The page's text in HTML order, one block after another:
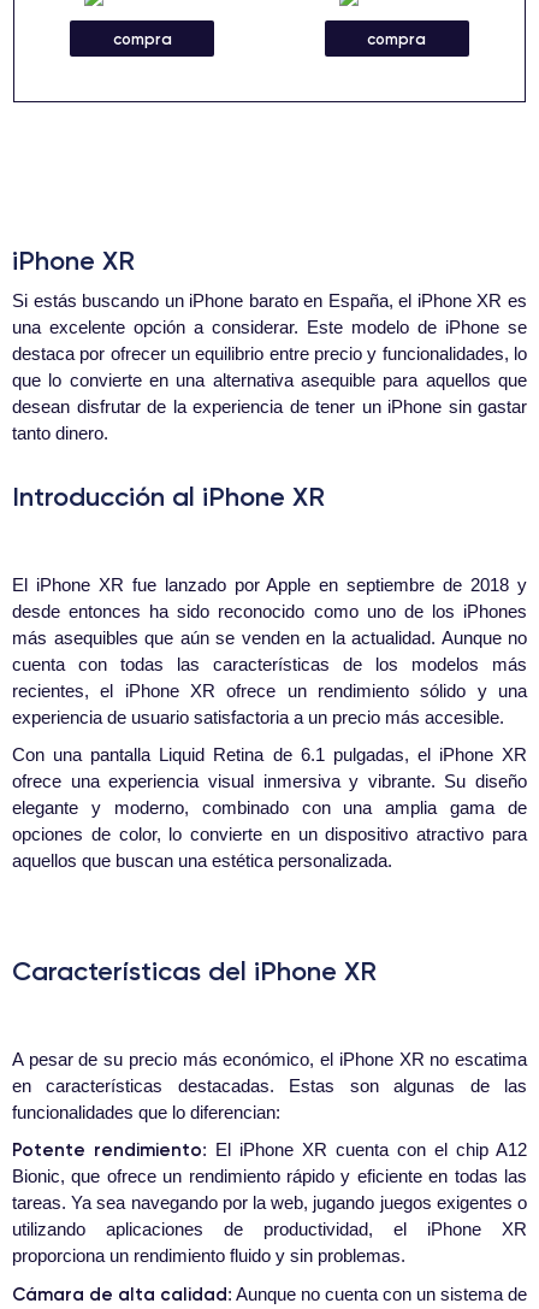
compra compra
iPhone XR
Si estás buscando un iPhone barato en España, el iPhone XR es
una excelente opción a considerar. Este modelo de iPhone se
destaca por ofrecer un equilibrio entre precio y funcionalidades, lo
que lo convierte en una alternativa asequible para aquellos que
desean disfrutar de la experiencia de tener un iPhone sin gastar
tanto dinero.
Introducción al iPhone XR
El iPhone XR fue lanzado por Apple en septiembre de 2018 y
desde entonces ha sido reconocido como uno de los iPhones
más asequibles que aún se venden en la actualidad. Aunque no
cuenta con todas las características de los modelos más
recientes, el iPhone XR ofrece un rendimiento sólido y una
experiencia de usuario satisfactoria a un precio más accesible.
Con una pantalla Liquid Retina de 6.1 pulgadas, el iPhone XR
ofrece una experiencia visual inmersiva y vibrante. Su diseño
elegante y moderno, combinado con una amplia gama de
opciones de color, lo convierte en un dispositivo atractivo para
aquellos que buscan una estética personalizada.
Características del iPhone XR
A pesar de su precio más económico, el iPhone XR no escatima
en características destacadas. Estas son algunas de las
funcionalidades que lo diferencian:
Potente rendimiento: El iPhone XR cuenta con el chip A12
Bionic, que ofrece un rendimiento rápido y eficiente en todas las
tareas. Ya sea navegando por la web, jugando juegos exigentes o
utilizando aplicaciones de productividad, el iPhone XR
proporciona un rendimiento fluido y sin problemas.
Cámara de alta calidad: Aunque no cuenta con un sistema de